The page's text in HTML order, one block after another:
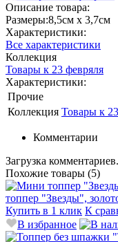
Описание товара:
Размеры:8,5см х 3,7см
Характеристики:
Все характеристики
Коллекция
Товары к 23 февряля
Характеристики:
Прочие
Коллекция Товары к
Комментарии
Загрузка
Похожие товары (5)
топпер "Звезды",
Купить в 1 клик К
В избранное